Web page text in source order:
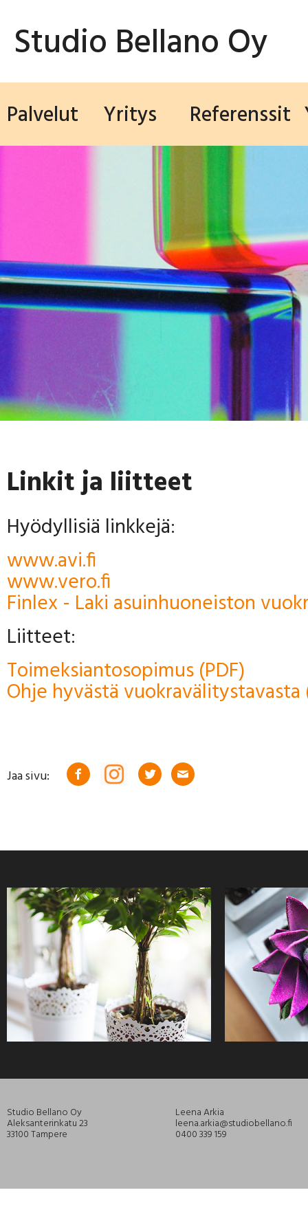
Studio Bellano Oy
Palvelut Yritys Referenssit
Linkit ja liitteet
Hyödyllisiä linkkejä:
www.avi.fi
www.vero.fi
Finlex - Laki asuinhuoneiston
Liitteet:
Toimeksiantosopimus (PDF)
Ohje hyvästä vuokravälitystavasta
Jaa sivu:
Studio Bellano Oy
Aleksanterinkatu 23
33100 Tampere
Leena Arkia
leena.arkia@studiobellano.fi
0400 339 159